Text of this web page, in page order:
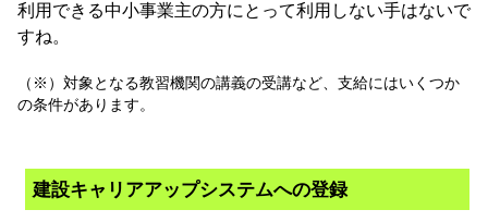
利用できる中小事業主の方にとって利用しない手はないで
すね。
（※）対象となる教習機関の講義の受講など、支給にはいくつか
の条件があります。
建設キャリアアップシステムへの登録